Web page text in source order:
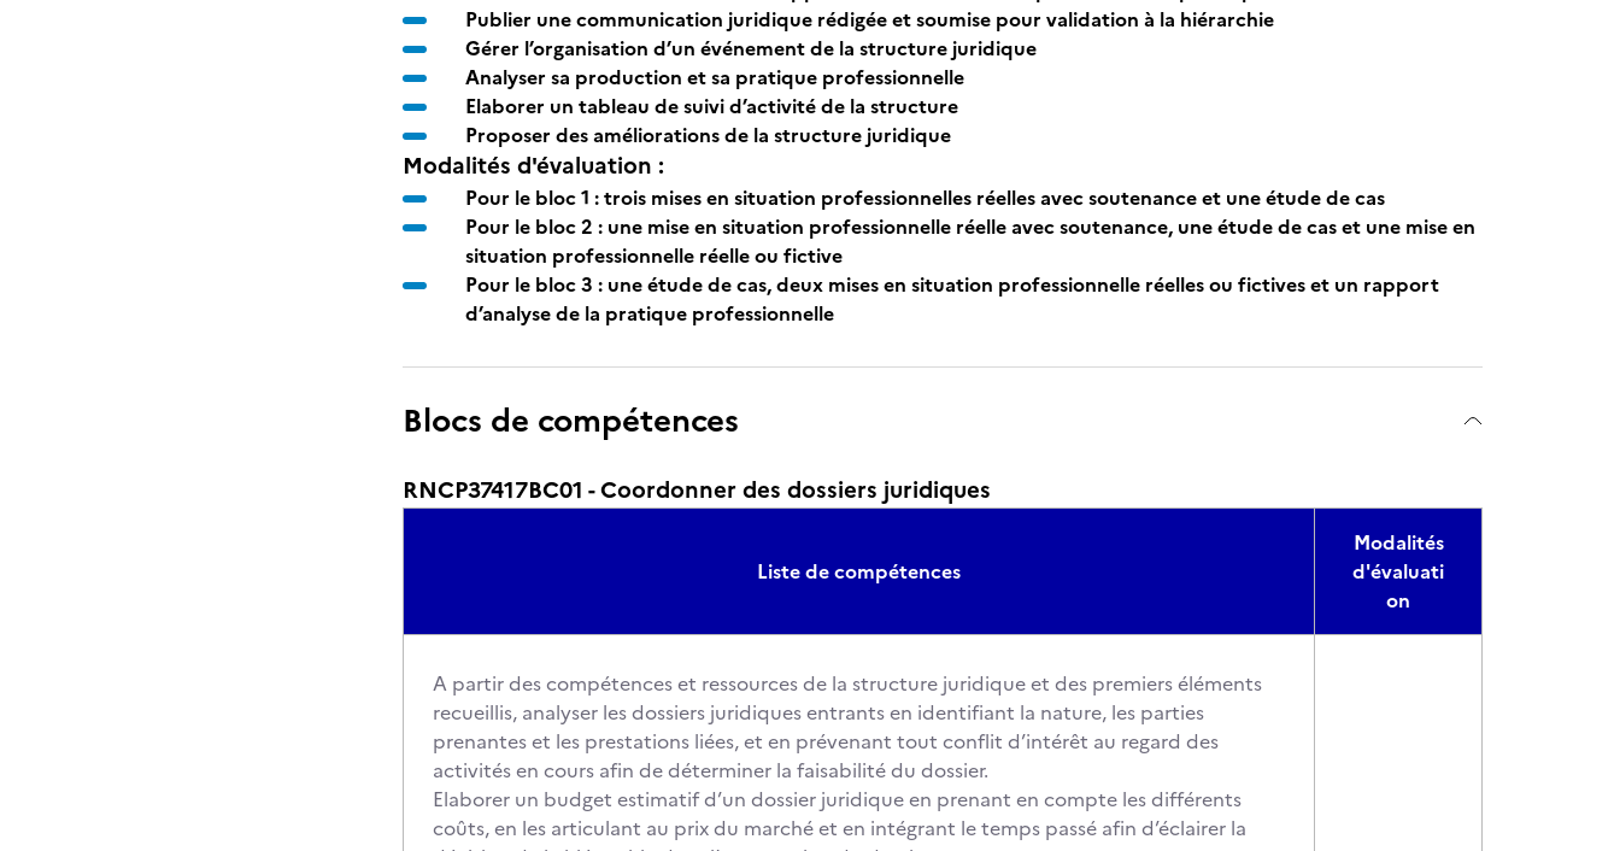
Publier une communication juridique rédigée et soumise pour validation à la hiérarchie
Gérer l’organisation d’un événement de la structure juridique
Analyser sa production et sa pratique professionnelle
Elaborer un tableau de suivi d’activité de la structure
Proposer des améliorations de la structure juridique
Modalités d'évaluation :
Pour le bloc 1 : trois mises en situation professionnelles réelles avec soutenance et une étude de cas
Pour le bloc 2 : une mise en situation professionnelle réelle avec soutenance, une étude de cas et une mise en
situation professionnelle réelle ou fictive
Pour le bloc 3 : une étude de cas, deux mises en situation professionnelle réelles ou fictives et un rapport
d’analyse de la pratique professionnelle
Blocs de compétences
RNCP37417BC01 - Coordonner des dossiers juridiques
Liste de compétences
Modalités
d'évaluati
on
A partir des compétences et ressources de la structure juridique et des premiers éléments
recueillis, analyser les dossiers juridiques entrants en identifiant la nature, les parties
prenantes et les prestations liées, et en prévenant tout conflit d’intérêt au regard des
activités en cours afin de déterminer la faisabilité du dossier.
Elaborer un budget estimatif d’un dossier juridique en prenant en compte les différents
coûts, en les articulant au prix du marché et en intégrant le temps passé afin d’éclairer la